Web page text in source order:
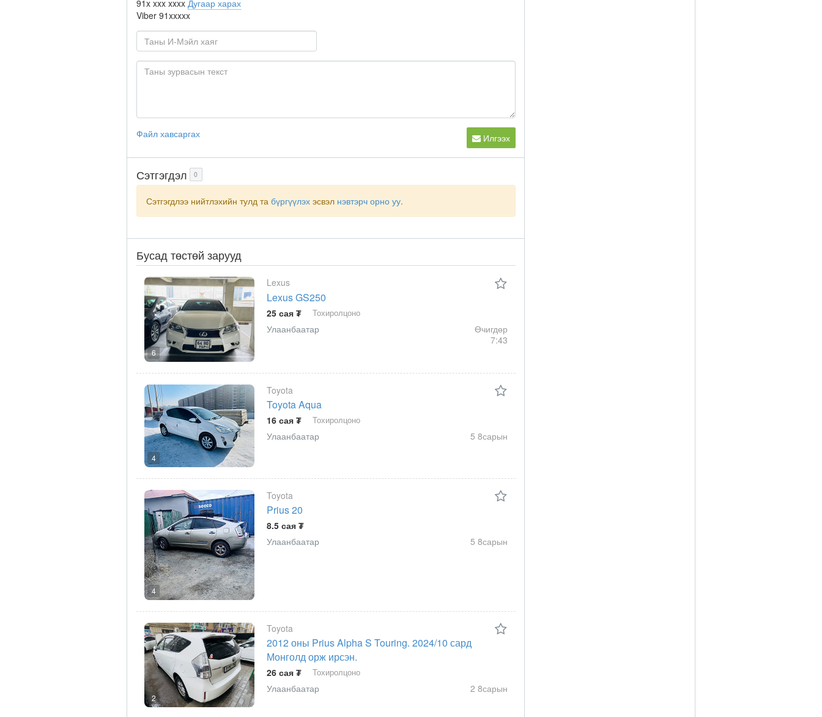
91x xxx xxxx Дугаар харах
Viber 91xxxxx
Файл хавсаргах Илгээх
Сэтгэгдэл 0
Сэтгэгдлээ нийтлэхийн тулд та бүргүүлэх эсвэл нэвтэрч орно уу.
Бусад төстөй зарууд
6
Lexus
Lexus GS250
25 сая ₮ Тохиролцоно
Улаанбаатар
Өчигдөр
7:43
4
Toyota
Toyota Aqua
16 сая ₮ Тохиролцоно
Улаанбаатар 5 8сарын
4
Toyota
Prius 20
8.5 сая ₮
Улаанбаатар
5 8сарын
2
Toyota
2012 оны Prius Alpha S Touring. 2024/10 сард
Монголд орж ирсэн.
26 сая ₮ Тохиролцоно
Улаанбаатар 2 8сарын